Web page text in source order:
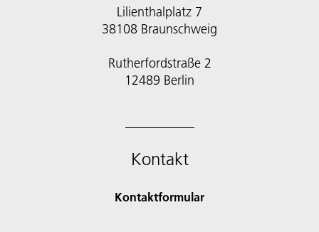
Lilienthalplatz 7
38108 Braunschweig
Rutherfordstraße 2
12489 Berlin
Kontakt
Kontaktformular